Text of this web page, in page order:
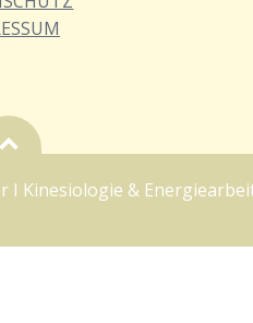
I Kinesiologie &